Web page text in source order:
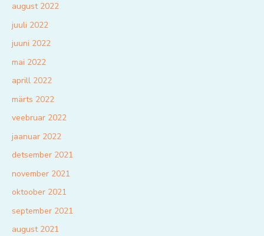
august 2022
juuli 2022
juuni 2022
mai 2022
aprill 2022
märts 2022
veebruar 2022
jaanuar 2022
detsember 2021
november 2021
oktoober 2021
september 2021
august 2021